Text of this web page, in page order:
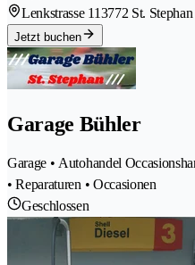
Lenkstrasse 113772 St. Stephan
Jetzt buchen
Garage Bühler
Garage • Autohandel
• Reparaturen • Occasionen
Geschlossen